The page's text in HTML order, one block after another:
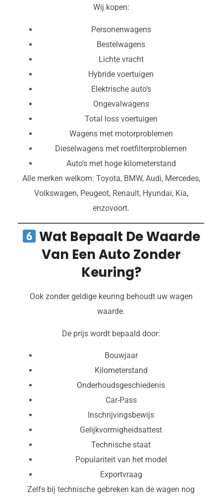
Wij kopen:
Personenwagens
Bestelwagens
Lichte vracht
Hybride voertuigen
Elektrische auto’s
Ongevalwagens
Total loss voertuigen
Wagens met motorproblemen
Dieselwagens met roetfilterproblemen
Auto’s met hoge kilometerstand
Alle merken welkom: Toyota, BMW, Audi, Mercedes,
Volkswagen, Peugeot, Renault, Hyundai, Kia,
enzovoort.
Wat Bepaalt De Waarde
Van Een Auto Zonder
Keuring?
Ook zonder geldige keuring behoudt uw wagen
waarde.
De prijs wordt bepaald door:
Bouwjaar
Kilometerstand
Onderhoudsgeschiedenis
Car-Pass
Inschrijvingsbewijs
Gelijkvormigheidsattest
Technische staat
Populariteit van het model
Exportvraag
Zelfs bij technische gebreken kan de wagen nog